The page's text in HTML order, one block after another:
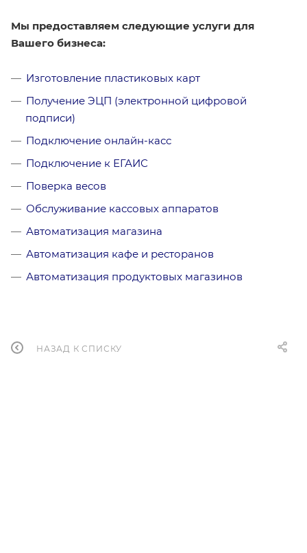
Мы предоставляем следующие услуги для
Вашего бизнеса:
Изготовление пластиковых карт
Получение ЭЦП (электронной цифровой
подписи)
Подключение онлайн-касс
Подключение к ЕГАИС
Поверка весов
Обслуживание кассовых аппаратов
Автоматизация магазина
Автоматизация кафе и ресторанов
Автоматизация продуктовых магазинов
НАЗАД К СПИСКУ